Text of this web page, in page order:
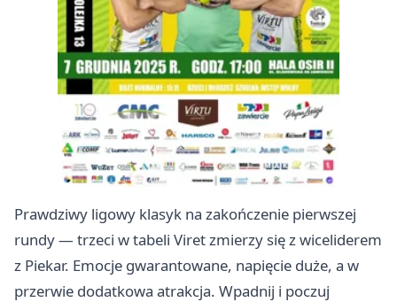
Prawdziwy ligowy klasyk na zakończenie pierwszej
rundy — trzeci w tabeli Viret zmierzy się z wiceliderem
z Piekar. Emocje gwarantowane, napięcie duże, a w
przerwie dodatkowa atrakcja. Wpadnij i poczuj